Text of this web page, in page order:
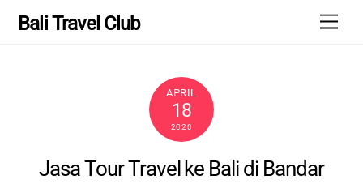
Bali Travel Club
APRIL
18
2020
Jasa Tour Travel ke Bali di Bandar